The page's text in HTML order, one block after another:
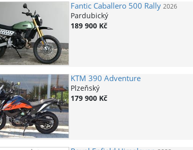
Fantic Caballero 500 Rally 2026
Pardubický
189 900 Kč
KTM 390 Adventure
Plzeňský
179 900 Kč